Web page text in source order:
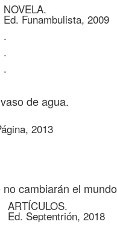
NOVELA.
Ed. Funambulista, 2009
.
.
.
de agua.
2013
cambiarán el mundo
ARTÍCULOS.
Ed. Septentrión, 2018